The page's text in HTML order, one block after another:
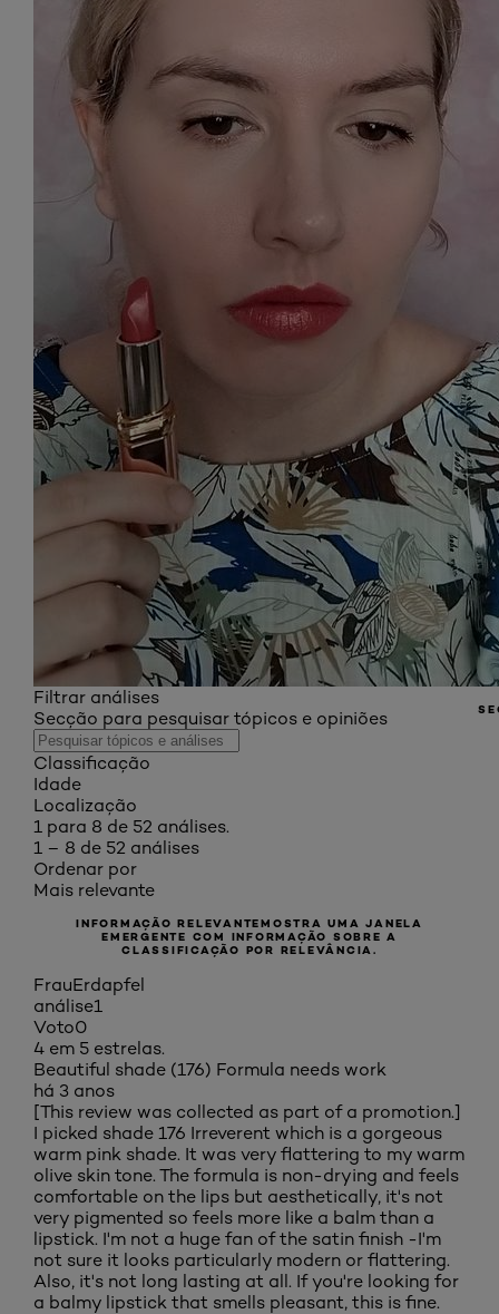
Filtrar análises
Secção para pesquisar tópicos e opiniões
Classificação
Idade
Localização
1 para 8 de 52 análises.
1 – 8 de 52 análises
Ordenar por
Mais relevante
INFORMAÇÃO RELEVANTEMOSTRA UMA JANELA
EMERGENTE COM INFORMAÇÃO SOBRE A
CLASSIFICAÇÃO POR RELEVÂNCIA.
FrauErdapfel
análise1
Voto0
4 em 5 estrelas.
Beautiful shade (176) Formula needs work
há 3 anos
[This review was collected as part of a promotion.]
I picked shade 176 Irreverent which is a gorgeous
warm pink shade. It was very flattering to my warm
olive skin tone. The formula is non-drying and feels
comfortable on the lips but aesthetically, it's not
very pigmented so feels more like a balm than a
lipstick. I'm not a huge fan of the satin finish -I'm
not sure it looks particularly modern or flattering.
Also, it's not long lasting at all. If you're looking for
a balmy lipstick that smells pleasant, this is fine.